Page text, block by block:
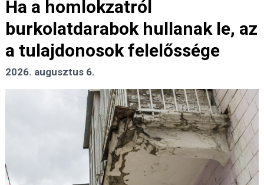
Ha a homlokzatról
burkolatdarabok hullanak le, az
a tulajdonosok felelőssége
2026. augusztus 6.